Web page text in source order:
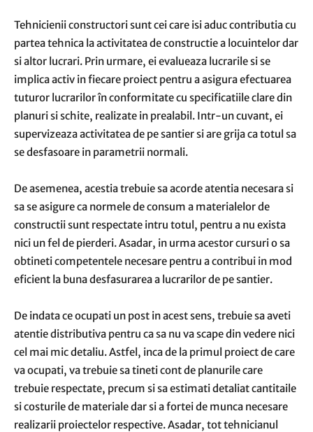
Tehnicienii constructori sunt cei care isi aduc contributia cu
partea tehnica la activitatea de constructie a locuintelor dar
si altor lucrari. Prin urmare, ei evalueaza lucrarile si se
implica activ in fiecare proiect pentru a asigura efectuarea
tuturor lucrarilor în conformitate cu specificatiile clare din
planuri si schite, realizate in prealabil. Intr-un cuvant, ei
supervizeaza activitatea de pe santier si are grija ca totul sa
se desfasoare in parametrii normali.
De asemenea, acestia trebuie sa acorde atentia necesara si
sa se asigure ca normele de consum a materialelor de
constructii sunt respectate intru totul, pentru a nu exista
nici un fel de pierderi. Asadar, in urma acestor cursuri o sa
obtineti competentele necesare pentru a contribui in mod
eficient la buna desfasurarea a lucrarilor de pe santier.
De indata ce ocupati un post in acest sens, trebuie sa aveti
atentie distributiva pentru ca sa nu va scape din vedere nici
cel mai mic detaliu. Astfel, inca de la primul proiect de care
va ocupati, va trebuie sa tineti cont de planurile care
trebuie respectate, precum si sa estimati detaliat cantitaile
si costurile de materiale dar si a fortei de munca necesare
realizarii proiectelor respective. Asadar, tot tehnicianul